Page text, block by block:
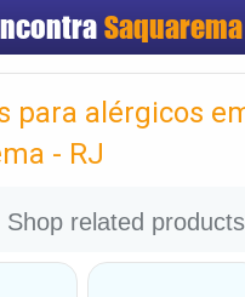
Saquarema
Cadastrar
Criar conta
para alérgicos
- RJ